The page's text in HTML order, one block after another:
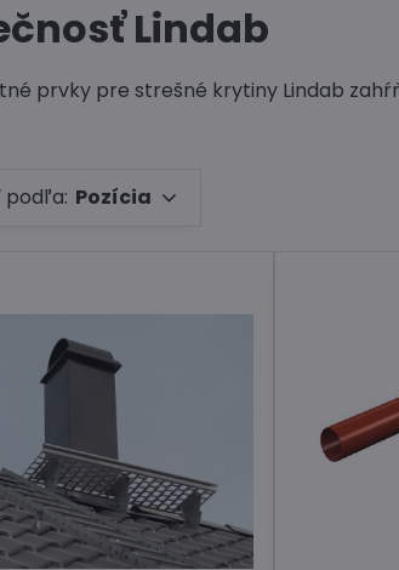
Lindab
prvky pre strešné krytiny Lindab
podľa: Pozícia